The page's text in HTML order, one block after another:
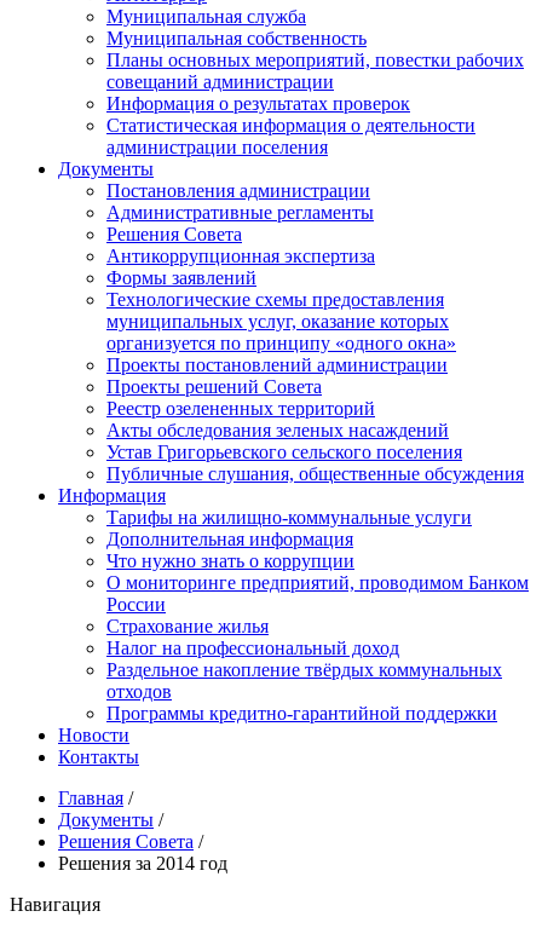
Муниципальная служба
Муниципальная собственность
Планы основных мероприятий, повестки рабочих
совещаний администрации
Информация о результатах проверок
Статистическая информация о деятельности
администрации поселения
Документы
Постановления администрации
Административные регламенты
Решения Совета
Антикоррупционная экспертиза
Формы заявлений
Технологические схемы предоставления
муниципальных услуг, оказание которых
организуется по принципу «одного окна»
Проекты постановлений администрации
Проекты решений Совета
Реестр озелененных территорий
Акты обследования зеленых насаждений
Устав Григорьевского сельского поселения
Публичные слушания, общественные обсуждения
Информация
Тарифы на жилищно-коммунальные услуги
Дополнительная информация
Что нужно знать о коррупции
О мониторинге предприятий, проводимом Банком
России
Страхование жилья
Налог на профессиональный доход
Раздельное накопление твёрдых коммунальных
отходов
Программы кредитно-гарантийной поддержки
Новости
Контакты
Главная /
Документы /
Решения Совета /
Решения за 2014 год
Навигация